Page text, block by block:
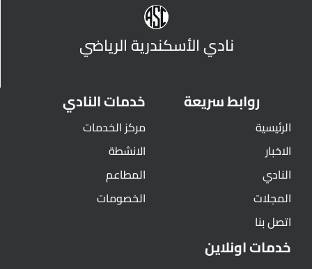
نادي الأسكندرية الرياضي
روابط سريعة
الرئيسية
الاخبار
النادي
المجلات
اتصل بنا
خدمات النادي
مركز الخدمات
الانشطة
المطاعم
الخصومات
خدمات اونلاين